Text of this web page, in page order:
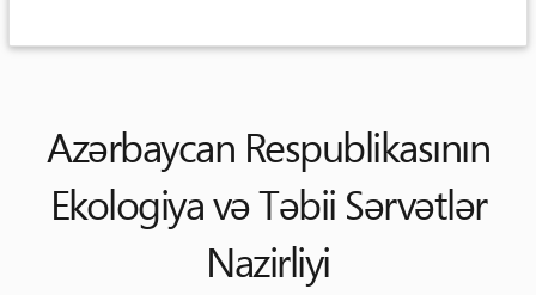
Azərbaycan Respublikasının
Ekologiya və Təbii Sərvətlər
Nazirliyi